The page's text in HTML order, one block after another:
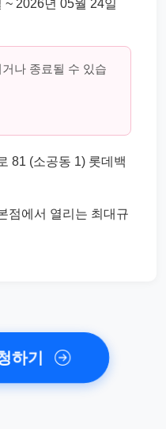
~ 2026년 05월 24일
나 종료될 수 있습
81 (소공동 1) 롯데백
점에서 열리는 최대규
하기